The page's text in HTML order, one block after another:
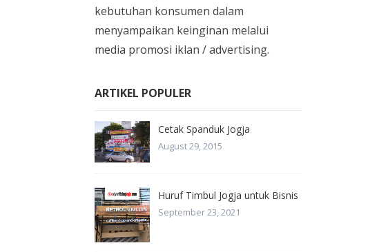
kebutuhan konsumen dalam
menyampaikan keinginan melalui
media promosi iklan / advertising.
ARTIKEL POPULER
Cetak Spanduk Jogja
August 29, 2015
Huruf Timbul Jogja untuk Bisnis
September 23, 2021